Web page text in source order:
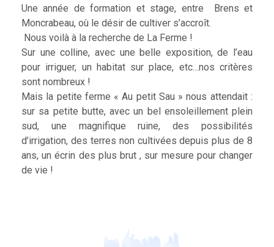
Une année de formation et stage, entre Brens et
Moncrabeau, où le désir de cultiver s’accroît.
Nous voilà à la recherche de La Ferme !
Sur une colline, avec une belle exposition, de l’eau
pour irriguer, un habitat sur place, etc…nos critères
sont nombreux !
Mais la petite ferme « Au petit Sau » nous attendait :
sur sa petite butte, avec un bel ensoleillement plein
sud, une magnifique ruine, des possibilités
d’irrigation, des terres non cultivées depuis plus de 8
ans, un écrin des plus brut , sur mesure pour changer
de vie !